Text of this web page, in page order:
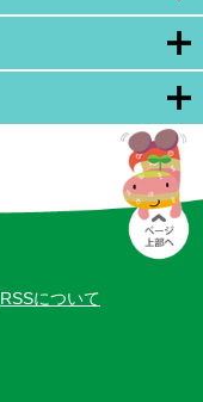
RSSについて